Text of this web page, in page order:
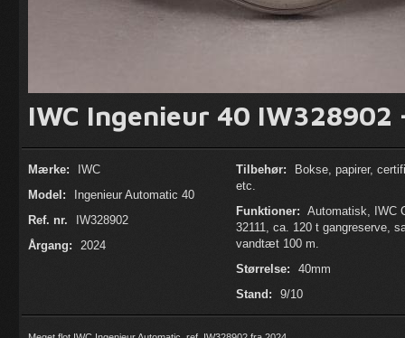
IWC Ingenieur 40 IW328902
Mærke:
IWC
Model:
Ingenieur Automatic 40
Ref. nr.
IW328902
Årgang:
2024
Tilbehør:
Bokse, papirer,
etc.
Funktioner: Automatisk, IWC
32111, ca. 120 t gangreserve,
vandtæt 100 m.
Størrelse:
40mm
Stand:
9/10